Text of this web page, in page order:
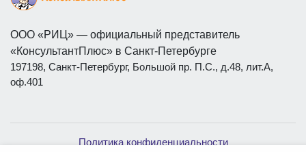
ООО «РИЦ» — официальный представитель
«КонсультантПлюс» в Санкт-Петербурге
197198, Санкт-Петербург, Большой пр. П.С., д.48, лит.А,
оф.401
Политика конфиденциальности